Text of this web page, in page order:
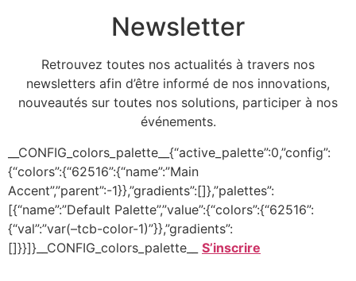
Newsletter
Retrouvez toutes nos actualités à travers nos
newsletters afin d’être informé de nos innovations,
nouveautés sur toutes nos solutions, participer à nos
événements.
__CONFIG_colors_palette__{“active_palette”:0,”config”:
{“colors”:{“62516”:{“name”:”Main
Accent”,”parent”:-1}},”gradients”:[]},”palettes”:
[{“name”:”Default Palette”,”value”:{“colors”:{“62516”:
{“val”:”var(–tcb-color-1)”}},”gradients”:
[]}}]}__CONFIG_colors_palette__ S’inscrire